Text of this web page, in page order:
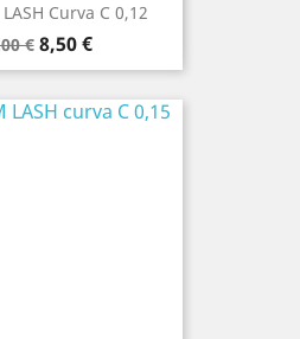
Curva C 0,12
€ Prezzo
8,50 €